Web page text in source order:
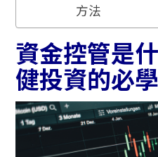
方法
資金控管是
健投資的必